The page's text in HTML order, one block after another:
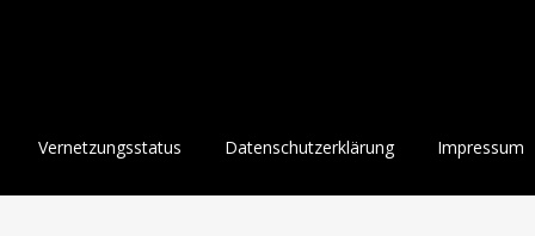
Vernetzungsstatus Datenschutzerklärung Impressum